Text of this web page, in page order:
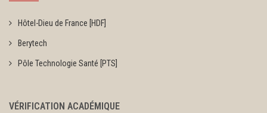
Hôtel-Dieu de France [HDF]
Berytech
Pôle Technologie Santé [PTS]
VÉRIFICATION ACADÉMIQUE